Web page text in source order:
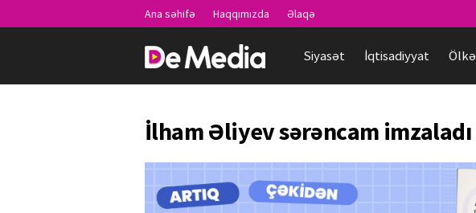
Ana səhifə Haqqımızda Əlaqə
Siyasət İqtisadiyyat Ölkə
İlham Əliyev sərəncam imzaladı